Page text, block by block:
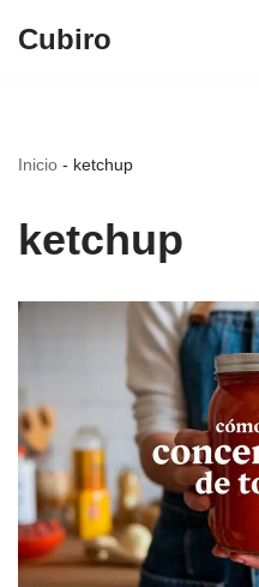
Cubiro
Inicio - ketchup
ketchup